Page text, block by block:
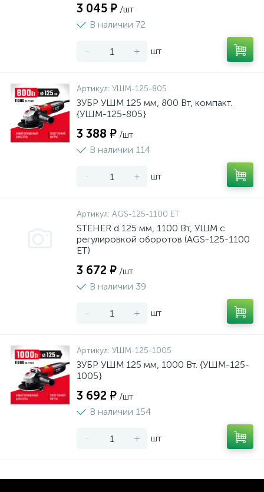
3 045 ₽ /шт
В наличии 72
- + шт
Артикул: УШМ-125-805
ЗУБР УШМ 125 мм, 800 Вт, компакт.
{УШМ-125-805}
3 388 ₽ /шт
В наличии 114
- + шт
Артикул: AGS-125-1100 ET
STEHER d 125 мм, 1100 Вт, УШМ c
регулировкой оборотов (AGS-125-1100
ET)
3 672 ₽ /шт
В наличии 39
- + шт
Артикул: УШМ-125-1005
ЗУБР УШМ 125 мм, 1000 Вт. {УШМ-125-
1005}
3 692 ₽ /шт
В наличии 154
- + шт